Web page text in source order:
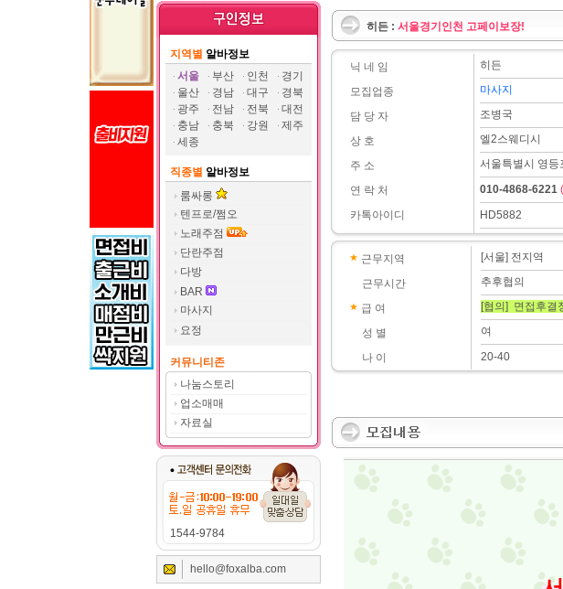
지역별 알바정보
서울
부산 인천
경기
울산
경남 대구
경북
광주
전남 전북
대전
충남
충북 강원
제주
세종
직종별 알바정보
룸싸롱
텐프로/쩜오
노래주점
단란주점
다방
BAR
마사지
요정
커뮤니티존
나눔스토리
업소매매
자료실
1544-9784
hello@foxalba.com
히든 : 서울경기인천 고페이보장!
닉 네 임
모집업종
담 당 자
상 호
주 소
연 락 처
카톡아이디
히든
마사지
조병국
엘2스웨디시
서울특별시 영
010-4868-6221
HD5882
근무지역
근무시간
급 여
성 별
나 이
[서울] 전지역
추후협의
[협의] 면접후결
여
20-40